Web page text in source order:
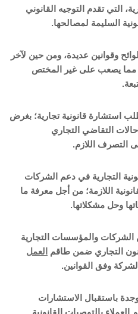
التي تقدم التوجيه القانوني
السليمة لمصالحها.
وقوانين عديدة، ومن حين لآخر
مما يصعب على غير المختص
استشارة قانونية تجارية؛ بغرض
التقاضي التجاري
التصرف اللازم.
التجارية في دعم الشركات
اللازمة؛ من أجل معرفة ما
وحل مشكلاتها.
الشركات والمؤسسات التجارية
التجاري ضمن طاقم
العمل
وفق القوانين.
باستقبال الاستشارات
العملاء بالتوصيات القانونية